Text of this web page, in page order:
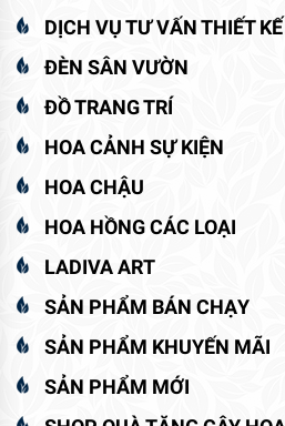
DỊCH VỤ TƯ VẤN THIẾT KẾ
ĐÈN SÂN VƯỜN
ĐỒ TRANG TRÍ
HOA CẢNH SỰ KIỆN
HOA CHẬU
HOA HỒNG CÁC LOẠI
LADIVA ART
SẢN PHẨM BÁN CHẠY
SẢN PHẨM KHUYẾN MÃI
SẢN PHẨM MỚI